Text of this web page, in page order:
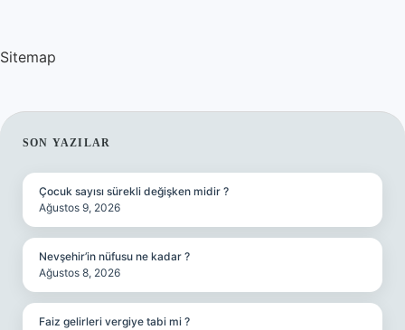
Sitemap
SIDEBAR
SON YAZILAR
Çocuk sayısı sürekli değişken midir ?
Ağustos 9, 2026
Nevşehir’in nüfusu ne kadar ?
Ağustos 8, 2026
Faiz gelirleri vergiye tabi mi ?